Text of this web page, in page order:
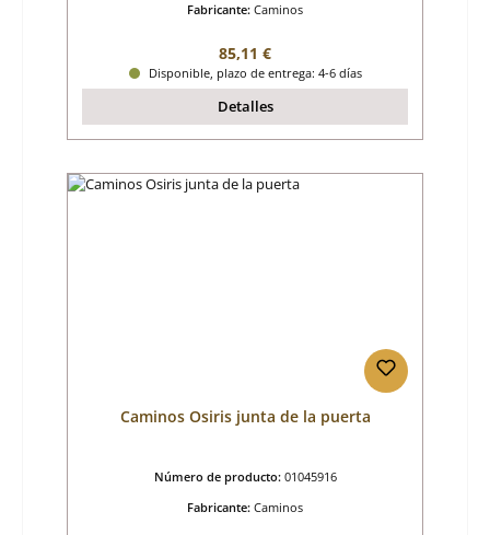
Fabricante: Caminos
Precio normal:
85,11 €
Disponible, plazo de entrega: 4-6 días
Detalles
Caminos Osiris junta de la puerta
Número de producto: 01045916
Fabricante: Caminos